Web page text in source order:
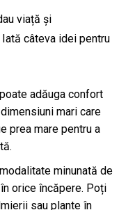
viață și
câteva idei pentru
adăuga confort
mari care
prea mare pentru a
minunată de
orice încăpere. Poți
sau plante în